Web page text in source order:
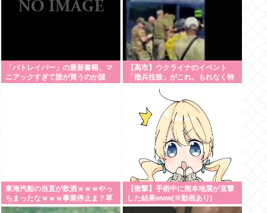
「パトレイバー」の最新書籍、マ
ニアックすぎて誰が買うのか謎
【高市】ウクライナのイベント
「徴兵拉致」がこれ。もれなく特
典付きで前線で銃弾orドローン爆
弾のプレゼントが貰える！
東海汽船の当直が飲酒ｗｗｗやっ
ちまったなｗｗｗ事業停止ま？草
生えるｗｗ
【衝撃】手術中に熊本地震が直撃
した結果www(※動画あり)